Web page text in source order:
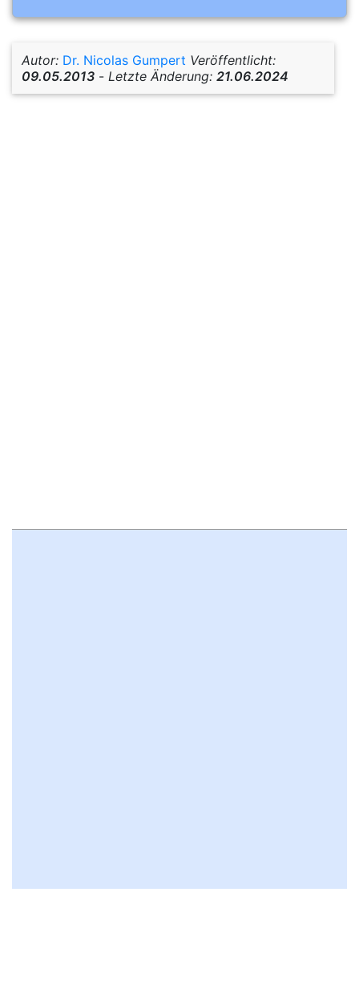
Autor: Dr. Nicolas Gumpert Veröffentlicht:
09.05.2013 - Letzte Änderung: 21.06.2024